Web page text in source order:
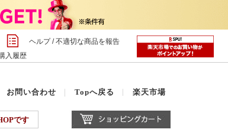
入履歴
ヘルプ/不適切な商品を報告
お問い合わせ Topへ戻る 楽天市場
です